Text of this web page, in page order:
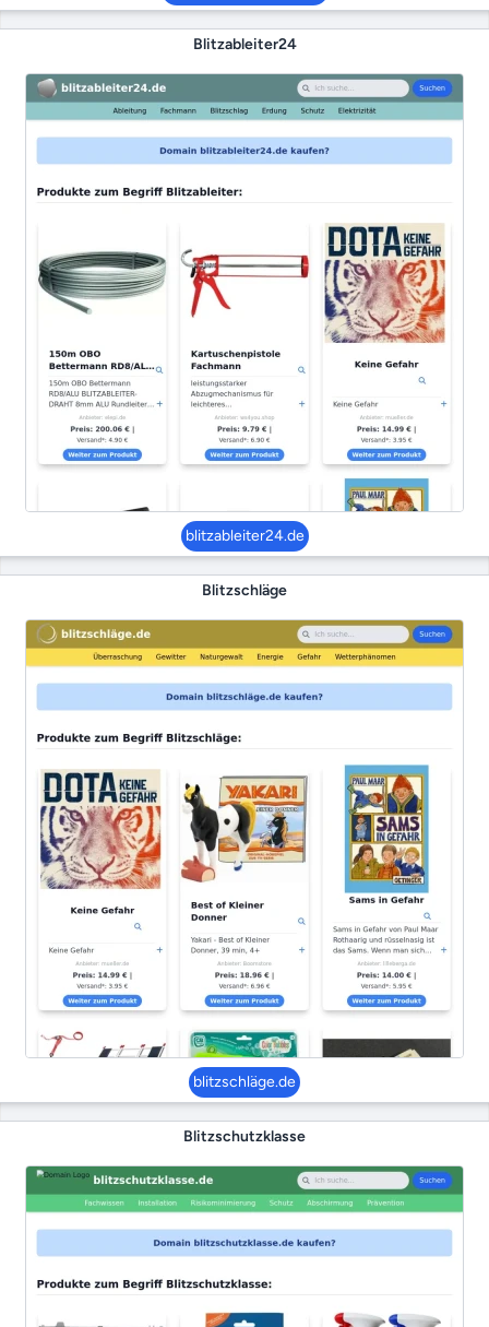
Blitzableiter24
blitzableiter24.de
Blitzschläge
blitzschläge.de
Blitzschutzklasse